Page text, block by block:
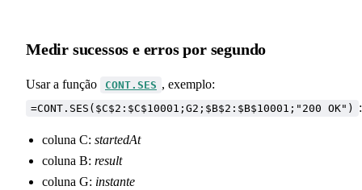
Medir sucessos e erros por segundo
Usar a função CONT.SES , exemplo:
=CONT.SES($C$2:$C$10001;G2;$B$2:$B$10001;"200 OK") :
coluna C: startedAt
coluna B: result
coluna G: instante